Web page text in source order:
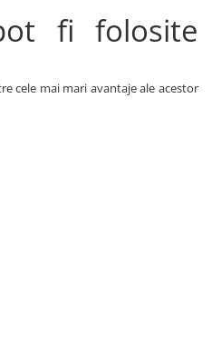
fi folosite
cele mai mari avantaje ale acestor